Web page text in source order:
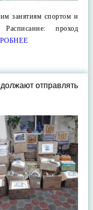
занятиям спортом и
проход
отправлять